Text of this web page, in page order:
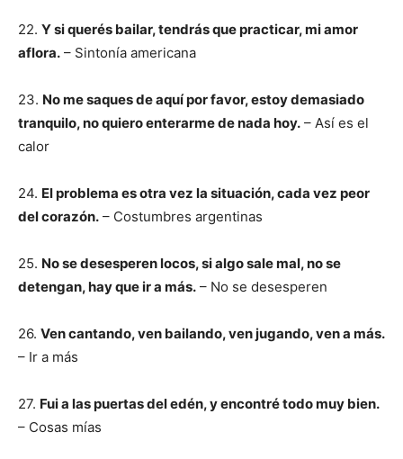
22. Y si querés bailar, tendrás que practicar, mi amor
aflora. – Sintonía americana
23. No me saques de aquí por favor, estoy demasiado
tranquilo, no quiero enterarme de nada hoy. – Así es el
calor
24. El problema es otra vez la situación, cada vez peor
del corazón. – Costumbres argentinas
25. No se desesperen locos, si algo sale mal, no se
detengan, hay que ir a más. – No se desesperen
26. Ven cantando, ven bailando, ven jugando, ven a más.
– Ir a más
27. Fui a las puertas del edén, y encontré todo muy bien.
– Cosas mías